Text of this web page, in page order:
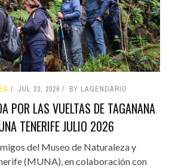
JUL 23, 2026 BY LAGENDARIO
POR LAS VUELTAS DE TAGANANA
TENERIFE JULIO 2026
del Museo de Naturaleza y
(MUNA), en colaboración con